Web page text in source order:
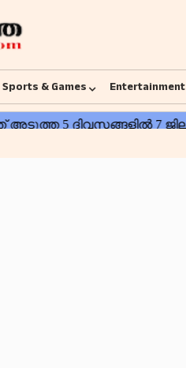
Sports & Games Entertainment